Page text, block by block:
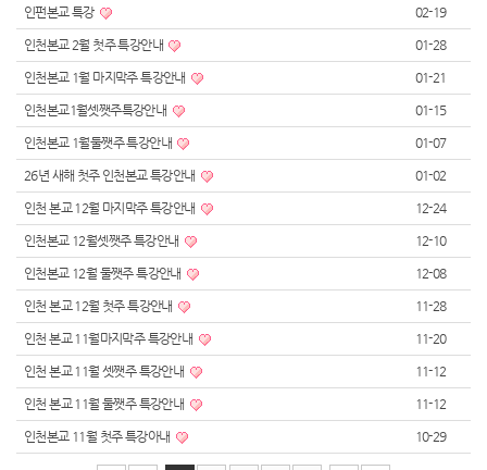
인펀본교 특강 02-19
인천본교 2월 첫주 특강안내 01-28
인천본교 1월 마지막주 특강안내 01-21
인천본교1월셋쨋주특강안내 01-15
인천본교 1월둘쨋주 특강안내 01-07
26년 새해 첫주 인천본교 특강안내 01-02
인천 본교 12월 마지막주 특강안내 12-24
인천본교 12월셋쨋주 특강안내 12-10
인천본교 12월 둘쨋주 특강안내 12-08
인천 본교 12월 첫주 특강안내 11-28
인천 본교 11월마지막주 특강안내 11-20
인천 본교 11월 셋쨋주 특강안내 11-12
인천 본교 11월 둘쨋주 특강안내 11-12
인천본교 11월 첫주 특강아내 10-29